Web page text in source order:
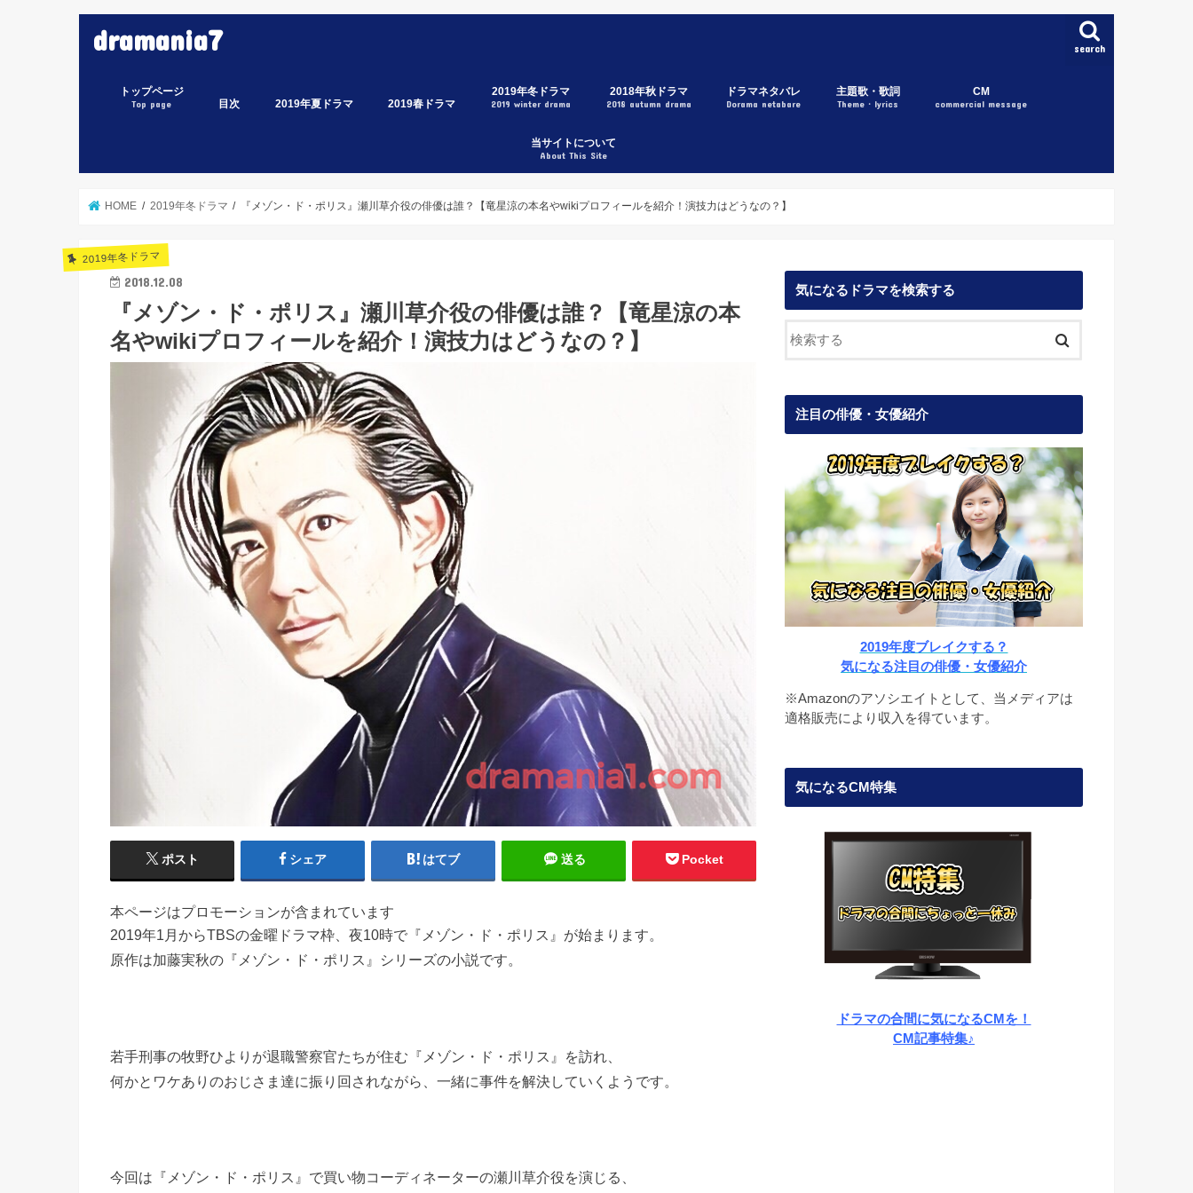
dramania7 search
トップページ
Top page 目次 2019年夏ドラマ 2019春ドラマ
2019年冬ドラマ
2019 winter drama
家売るオンナの逆襲
トレース科捜研の男
メゾン・ド・ポリス
グッドワイフ
初めて恋をした日に読む話
スキャンダル専門弁護士QUEEN
イノセンス～冤罪弁護士～
ハケン占い師アタル
節約ロック
2018年秋ドラマ
2018 autumn drama
今日から俺は！！
大恋愛
リーガルV
SUITS/スーツ
獣になれない私たち
中学聖日記
僕らは奇跡でできている
下町ロケット
サイレントヴォイス
忘却のサチコ
結婚相手は抽選で
ドラマネタバレ
Dorama netabare
主題歌・歌詞
Theme・lyrics
CM
commercial message
当サイトについて
About This Site
HOME 2019年冬ドラマ 『メゾン・ド・ポリス』瀬川草介役の俳優は誰？【竜星涼の本名やwikiプロフィールを紹介！演技力はどうなの？】
2019年冬ドラマ
2018.12.08
『メゾン・ド・ポリス』瀬川草介役の俳優は誰？【竜星涼の本
名やwikiプロフィールを紹介！演技力はどうなの？】
ポスト シェア はてブ 送る Pocket
本ページはプロモーションが含まれています
2019年1月からTBSの金曜ドラマ枠、夜10時で『メゾン・ド・ポリス』が始まります。
原作は加藤実秋の『メゾン・ド・ポリス』シリーズの小説です。
若手刑事の牧野ひよりが退職警察官たちが住む『メゾン・ド・ポリス』を訪れ、
何かとワケありのおじさま達に振り回されながら、一緒に事件を解決していくようです。
今回は『メゾン・ド・ポリス』で買い物コーディネーターの瀬川草介役を演じる、
気になるドラマを検索する
注目の俳優・女優紹介
2019年度ブレイクする？
気になる注目の俳優・女優紹介
※Amazonのアソシエイトとして、当メディアは
適格販売により収入を得ています。
気になるCM特集
ドラマの合間に気になるCMを！
CM記事特集♪